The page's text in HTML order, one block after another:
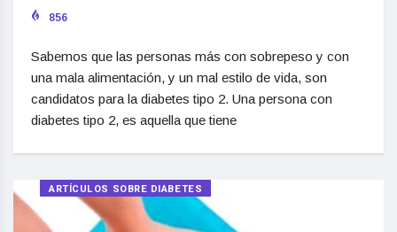
856
Sabemos que las personas más con sobrepeso y con
una mala alimentación, y un mal estilo de vida, son
candidatos para la diabetes tipo 2. Una persona con
diabetes tipo 2, es aquella que tiene
ARTÍCULOS SOBRE DIABETES